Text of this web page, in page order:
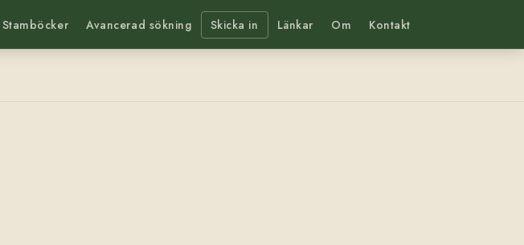
Stamböcker Avancerad sökning Skicka in Länkar Om Kontakt